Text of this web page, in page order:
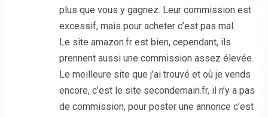
plus que vous y gagnez. Leur commission est
excessif, mais pour acheter c’est pas mal.
Le site amazon.fr est bien, cependant, ils
prennent aussi une commission assez élevée.
Le meilleure site que j’ai trouvé et où je vends
encore, c’est le site secondemain.fr, il n’y a pas
de commission, pour poster une annonce c’est